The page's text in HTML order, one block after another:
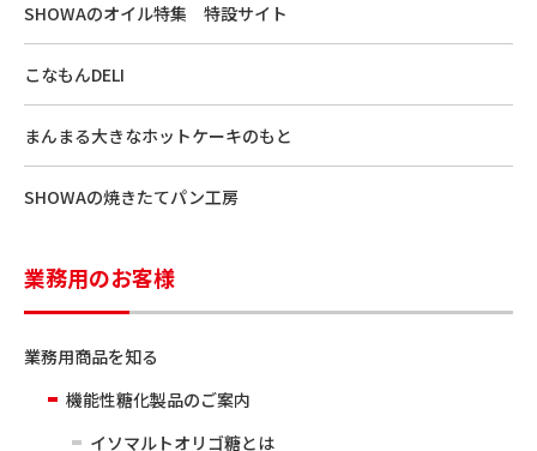
SHOWAのオイル特集 特設サイト
こなもんDELI
まんまる大きなホットケーキのもと
SHOWAの焼きたてパン工房
業務用のお客様
業務用商品を知る
機能性糖化製品のご案内
イソマルトオリゴ糖とは